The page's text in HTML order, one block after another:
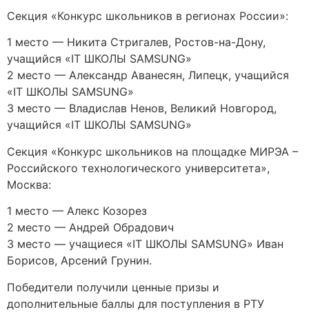
Секция «Конкурс школьников в регионах России»:
1 место — Никита Стригалев, Ростов-на-Дону,
учащийся «IT ШКОЛЫ SAMSUNG»
2 место — Александр Аванесян, Липецк, учащийся
«IT ШКОЛЫ SAMSUNG»
3 место — Владислав Ненов, Великий Новгород,
учащийся «IT ШКОЛЫ SAMSUNG»
Секция «Конкурс школьников на площадке МИРЭА –
Российского технологического университета»,
Москва:
1 место — Алекс Козорез
2 место — Андрей Обрадович
3 место — учащиеся «IT ШКОЛЫ SAMSUNG» Иван
Борисов, Арсений Грунин.
Победители получили ценные призы и
дополнительные баллы для поступления в РТУ